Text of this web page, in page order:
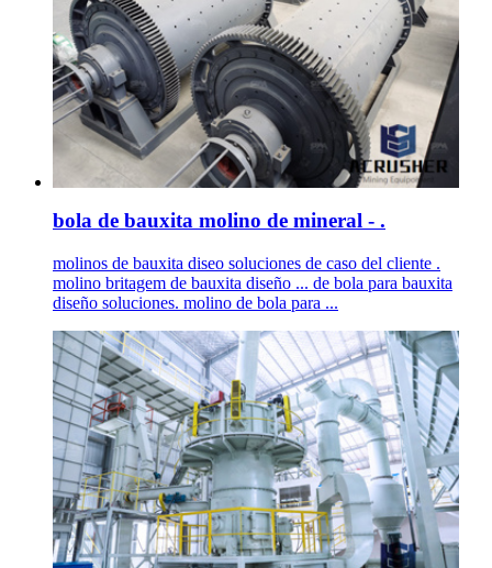
bola de bauxita molino de mineral - .
molinos de bauxita diseo soluciones de caso del cliente .
molino britagem de bauxita diseño ... de bola para bauxita
diseño soluciones. molino de bola para ...